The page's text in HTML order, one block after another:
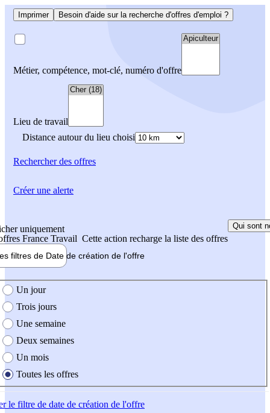
Imprimer Besoin d'aide sur la recherche d'offres d'emploi ?
Métier, compétence, mot-clé, numéro d'offre
Lieu de travail
Distance autour du lieu choisi
Rechercherdes offres
uniquement
France Travail Cette action recharge la liste des offres
Qui sont
filtres de Date de création de l'offre
création de l'offre
Un jour
Trois jours
Une semaine
Deux semaines
Un mois
Toutes les offres
le filtre de date de création de l'offre
Créer une alerte